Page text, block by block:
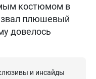
костюмом в
плюшевый
довелось
и инсайды